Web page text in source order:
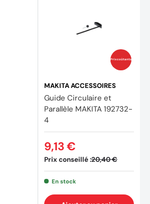
Prix coûtants
MAKITA ACCESSOIRES
Guide Circulaire et
Parallèle MAKITA 192732-
4
Prix conseillé :20,40 €
9,13 €
En stock